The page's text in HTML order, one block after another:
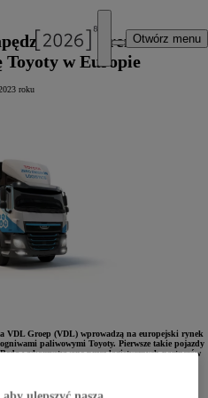
Otwórz menu
wodorem
w Europie
roku
VDL Groep (VDL) wprowadzą na europejski rynek
paliwowymi Toyoty. Pierwsze takie pojazdy
wykorzystywane przez logistycznych partnerów
a partnerstwo z VDL ma ten cel przybliżyć.
do odegrania znaczącą rolę w redukcji emisji CO